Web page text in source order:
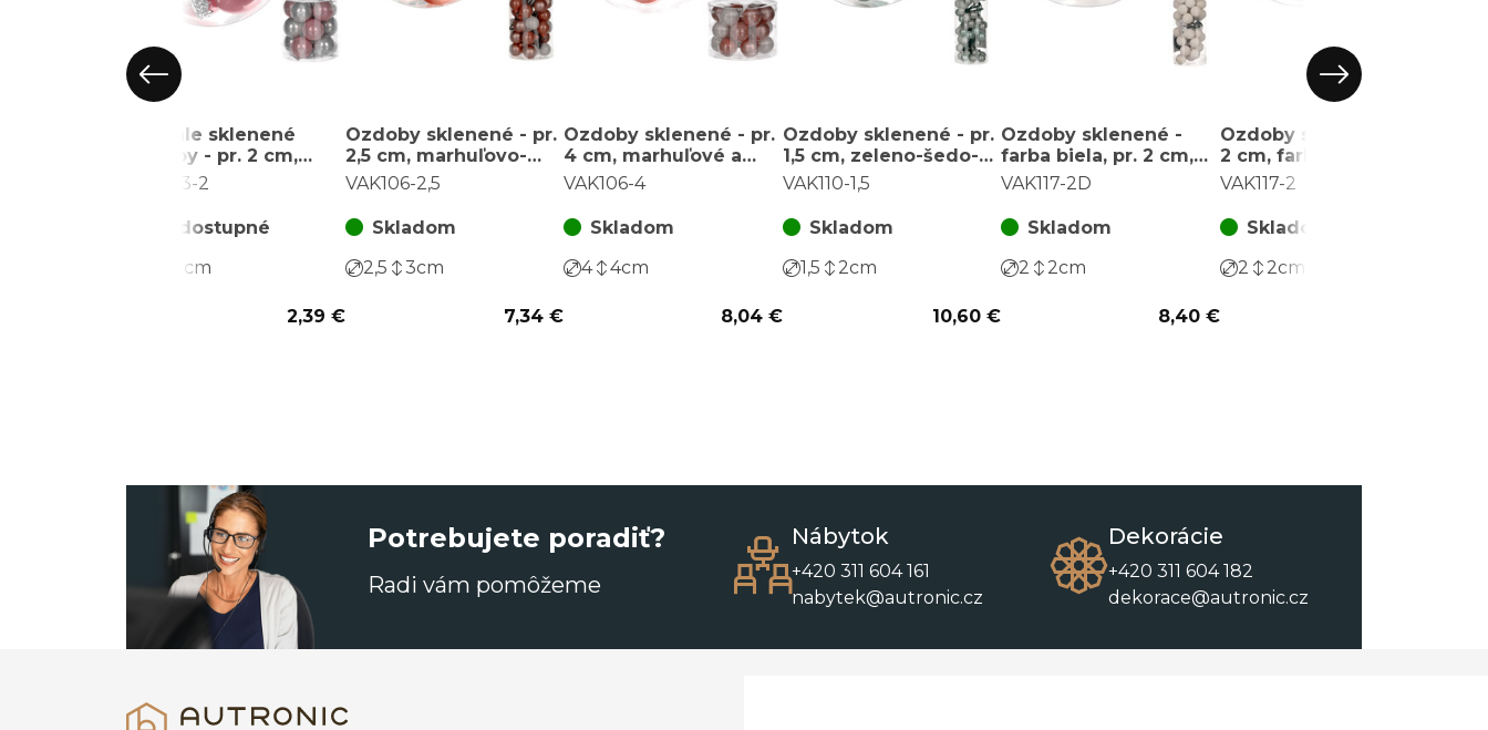
Okrúhle sklenené
ozdoby - pr. 2 cm,
ružové a biele, cena
VAK103-2
Nedostupné
cm
2,39 €
Ozdoby sklenené - pr.
2,5 cm, marhuľovo-
biele, cena za balenie
VAK106-2,5
Skladom
2,5
3cm
7,34 €
Ozdoby sklenené - pr.
4 cm, marhuľové a
biele, cena za balenie
VAK106-4
Skladom
4
4cm
8,04 €
Ozdoby sklenené - pr.
1,5 cm, zeleno-šedo-
biele, cena za balenie
VAK110-1,5
Skladom
1,5
2cm
10,60 €
Ozdoby sklenené -
farba biela, pr. 2 cm,
cena za balenie (48ks)
VAK117-2D
Skladom
2
2cm
8,40 €
Ozdoby sklenené - pr.
2 cm, farba biela, cena
za balenie (12 ks)
VAK117-2
Skladom
2
2cm
Potrebujete poradiť?
Radi vám pomôžeme
Nábytok
+420 311 604 161
nabytek@autronic.cz
Dekorácie
+420 311 604 182
dekorace@autronic.cz